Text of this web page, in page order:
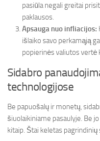
pasiūla negali greitai
paklausos.
Apsauga nuo infliacijos:
išlaiko savo perkamąją
popierinės valiutos vertė
Sidabro
technologijose
Be papuošalų ir monetų,
šiuolaikiniame pasaulyje. Be
kitaip. Štai keletas pagrindinių